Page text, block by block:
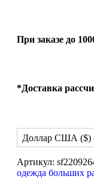
При заказе до
*Доставка
Доллар США ($)
Артикул:
одежда больших